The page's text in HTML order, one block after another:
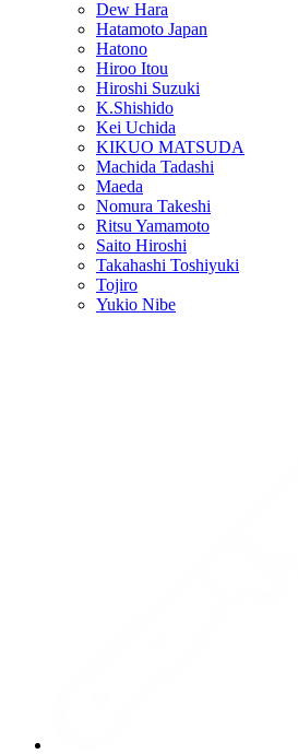
Dew Hara
Hatamoto Japan
Hatono
Hiroo Itou
Hiroshi Suzuki
K.Shishido
Kei Uchida
KIKUO MATSUDA
Machida Tadashi
Maeda
Nomura Takeshi
Ritsu Yamamoto
Saito Hiroshi
Takahashi Toshiyuki
Tojiro
Yukio Nibe